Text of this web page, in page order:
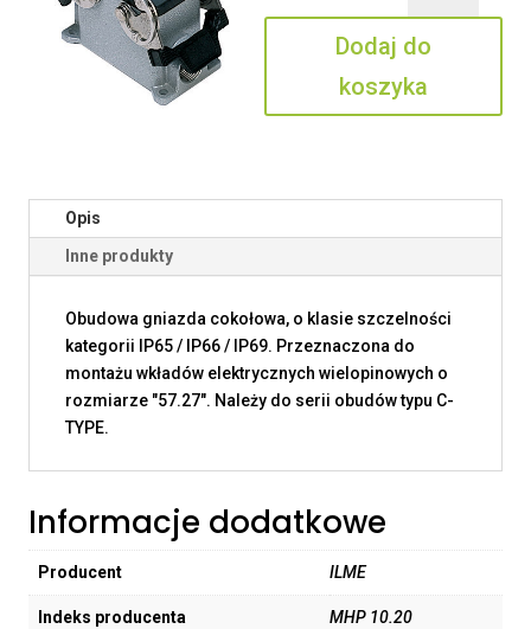
10.20
Dodaj do
koszyka
Opis
Inne produkty
Obudowa gniazda cokołowa, o klasie szczelności
kategorii IP65 / IP66 / IP69. Przeznaczona do
montażu wkładów elektrycznych wielopinowych o
rozmiarze "57.27". Należy do serii obudów typu C-
TYPE.
Informacje dodatkowe
Producent ILME
Indeks producenta MHP 10.20